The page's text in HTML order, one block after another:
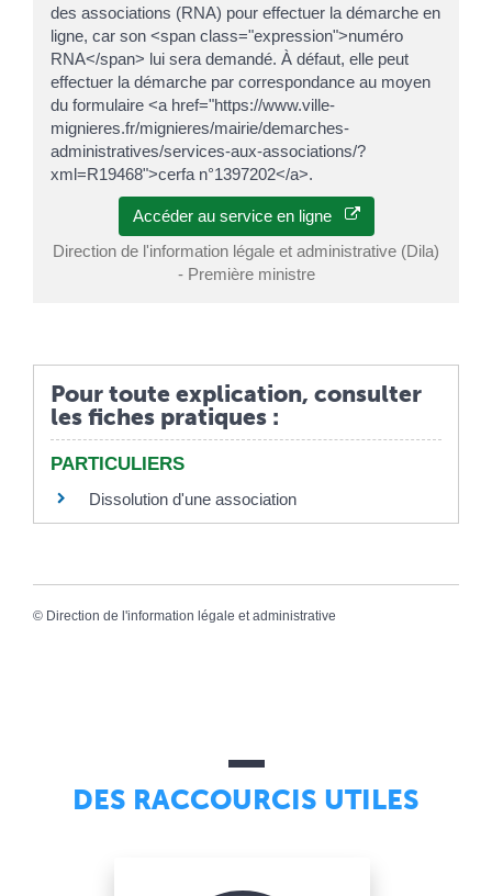
des associations (RNA) pour effectuer la démarche en
ligne, car son <span class="expression">numéro
RNA</span> lui sera demandé. À défaut, elle peut
effectuer la démarche par correspondance au moyen
du formulaire <a href="https://www.ville-
mignieres.fr/mignieres/mairie/demarches-
administratives/services-aux-associations/?
xml=R19468">cerfa n°1397202</a>.
Accéder au service en ligne
Direction de l'information légale et administrative (Dila)
- Première ministre
Pour toute explication, consulter
les fiches pratiques :
PARTICULIERS
Dissolution d'une association
© Direction de l'information légale et administrative
DES RACCOURCIS UTILES